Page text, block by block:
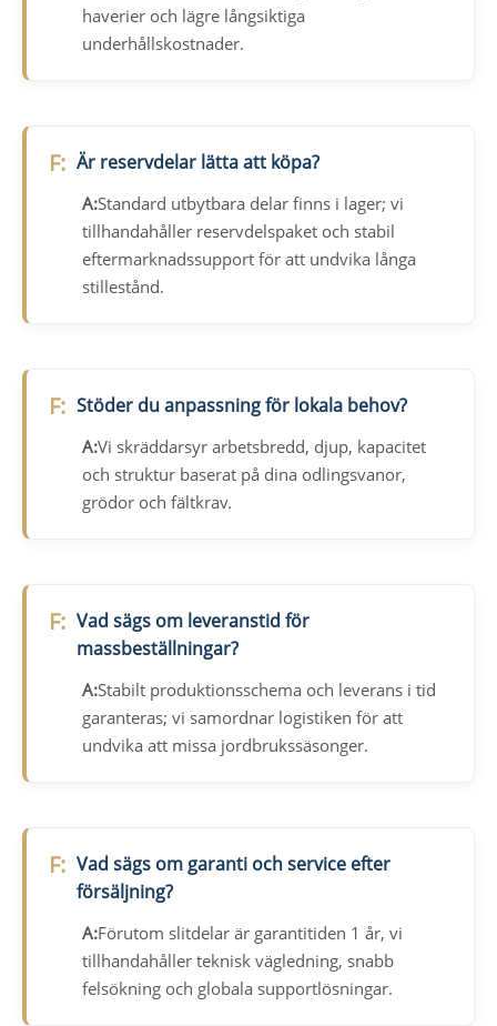
haverier och lägre långsiktiga
underhållskostnader.
F: Är reservdelar lätta att köpa?
A:Standard utbytbara delar finns i lager; vi
tillhandahåller reservdelspaket och stabil
eftermarknadssupport för att undvika långa
stillestånd.
F: Stöder du anpassning för lokala behov?
A:Vi skräddarsyr arbetsbredd, djup, kapacitet
och struktur baserat på dina odlingsvanor,
grödor och fältkrav.
F: Vad sägs om leveranstid för
massbeställningar?
A:Stabilt produktionsschema och leverans i tid
garanteras; vi samordnar logistiken för att
undvika att missa jordbrukssäsonger.
F: Vad sägs om garanti och service efter
försäljning?
A:Förutom slitdelar är garantitiden 1 år, vi
tillhandahåller teknisk vägledning, snabb
felsökning och globala supportlösningar.